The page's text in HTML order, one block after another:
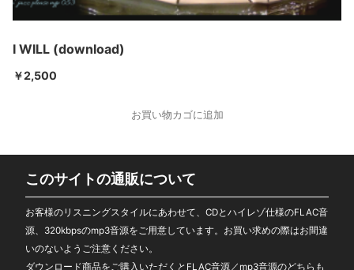
I WILL (download)
￥2,500
お買い物カゴに追加
このサイトの通販について
お客様のリスニングスタイルにあわせて、CDとハイレゾ仕様のFLAC音
源、320kbpsのmp3音源をご用意しています。お買い求めの際はお間違
いのないようご注意ください。
ダウンロード商品をご購入いただくとFLAC音源／mp3音源のどちらも